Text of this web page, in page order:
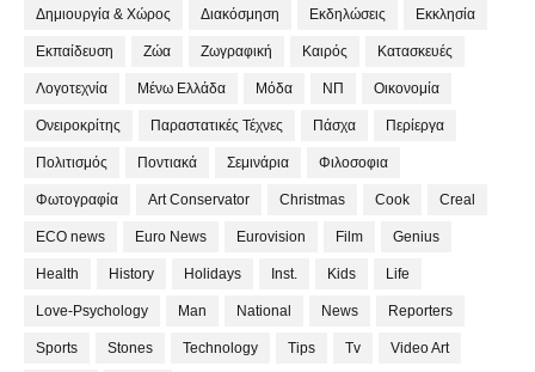
Δημιουργία & Χώρος Διακόσμηση Εκδηλώσεις Εκκλησία
Εκπαίδευση Ζώα Ζωγραφική Καιρός Κατασκευές
Λογοτεχνία Μένω Ελλάδα Μόδα ΝΠ Οικονομία
Ονειροκρίτης Παραστατικές Τέχνες Πάσχα Περίεργα
Πολιτισμός Ποντιακά Σεμινάρια Φιλοσοφια
Φωτογραφία Art Conservator Christmas Cook Creal
ECO news Euro News Eurovision Film Genius
Health History Holidays Inst. Kids Life
Love-Psychology Man National News Reporters
Sports Stones Technology Tips Tv Video Art